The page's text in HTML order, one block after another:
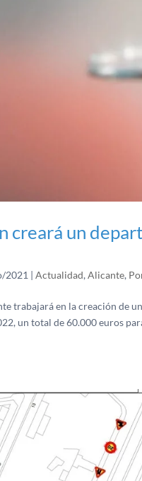
creará un
2021 |Actualidad,Alicante,
trabajará en la creación de
un total de 60.000 euros